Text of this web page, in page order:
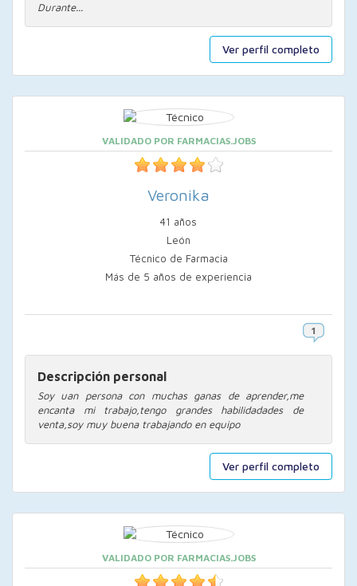
Ver perfil completo
Durante...
Ver perfil completo
VALIDADO POR FARMACIAS.JOBS
Veronika
41 años
León
Técnico de Farmacia
Más de 5 años de experiencia
Descripción personal
Soy uan persona con muchas ganas de aprender,me
encanta mi trabajo,tengo grandes habilidadades de
venta,soy muy buena trabajando en equipo
VALIDADO POR FARMACIAS.JOBS